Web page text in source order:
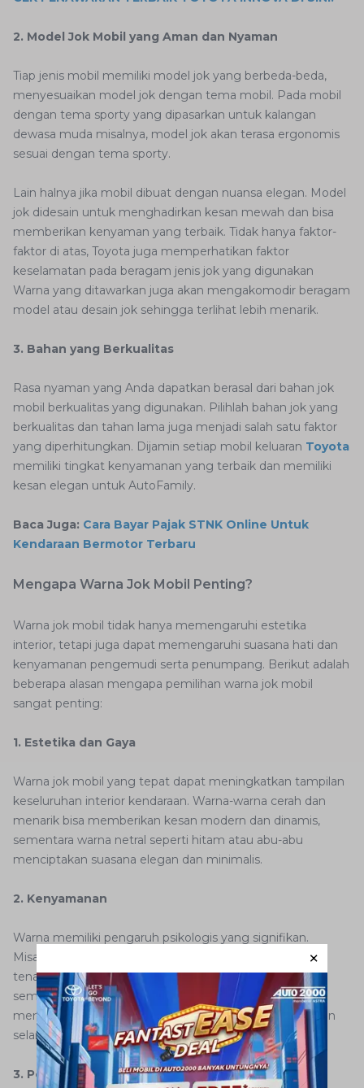
2. Model Jok Mobil yang Aman dan Nyaman
Tiap jenis mobil memiliki model jok yang berbeda-beda,
menyesuaikan model jok dengan tema mobil. Pada mobil
dengan tema sporty yang dipasarkan untuk kalangan
dewasa muda misalnya, model jok akan terasa ergonomis
sesuai dengan tema sporty.
Lain halnya jika mobil dibuat dengan nuansa elegan. Model
jok didesain untuk menghadirkan kesan mewah dan bisa
memberikan kenyaman yang terbaik. Tidak hanya faktor-
faktor di atas, Toyota juga memperhatikan faktor
keselamatan pada beragam jenis jok yang digunakan
Warna yang ditawarkan juga akan mengakomodir beragam
model atau desain jok sehingga terlihat lebih menarik.
3. Bahan yang Berkualitas
Rasa nyaman yang Anda dapatkan berasal dari bahan jok
mobil berkualitas yang digunakan. Pilihlah bahan jok yang
berkualitas dan tahan lama juga menjadi salah satu faktor
yang diperhitungkan. Dijamin setiap mobil keluaran Toyota
memiliki tingkat kenyamanan yang terbaik dan memiliki
kesan elegan untuk AutoFamily.
Baca Juga: Cara Bayar Pajak STNK Online Untuk
Kendaraan Bermotor Terbaru
Mengapa Warna Jok Mobil Penting?
Warna jok mobil tidak hanya memengaruhi estetika
interior, tetapi juga dapat memengaruhi suasana hati dan
kenyamanan pengemudi serta penumpang. Berikut adalah
beberapa alasan mengapa pemilihan warna jok mobil
sangat penting:
1. Estetika dan Gaya
Warna jok mobil yang tepat dapat meningkatkan tampilan
keseluruhan interior kendaraan. Warna-warna cerah dan
menarik bisa memberikan kesan modern dan dinamis,
sementara warna netral seperti hitam atau abu-abu
menciptakan suasana elegan dan minimalis.
2. Kenyamanan
Warna memiliki pengaruh psikologis yang signifikan.
Misalnya, warna biru dan hijau dapat memberikan rasa
tenang, sedangkan warna merah dapat menambah
semangat. Pemilihan warna jok yang sesuai dapat
menciptakan suasana yang nyaman dan menyenangkan
selama berkendara.
3. Perawatan dan Pemeliharaan